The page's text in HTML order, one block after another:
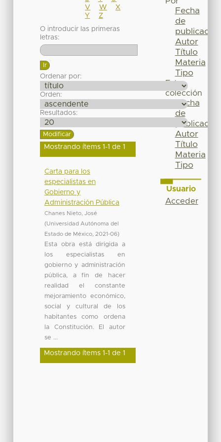
V
W
X
Y
Z
O introducir las primeras
letras:
Ordenar por:
Orden:
Resultados:
Mostrando ítems 1-1 de 1
Carta para los
especialistas en
Gobierno y
Administración Pública
Chanes Nieto, José
(Universidad Autónoma del
Estado de México, 2021-06)
Esta obra está dirigida a
los especialistas en
gobierno y administración
pública, a fin de hacer
realidad el constante
mejoramiento económico,
social y cultural de los
habitantes como ordena
la Constitución. El autor
se ...
Mostrando ítems 1-1 de 1
Fecha
de
publicación
Autor
Título
Materia
Tipo
Esta
colección
Fecha
de
publicación
Autor
Título
Materia
Tipo
Usuario
Acceder